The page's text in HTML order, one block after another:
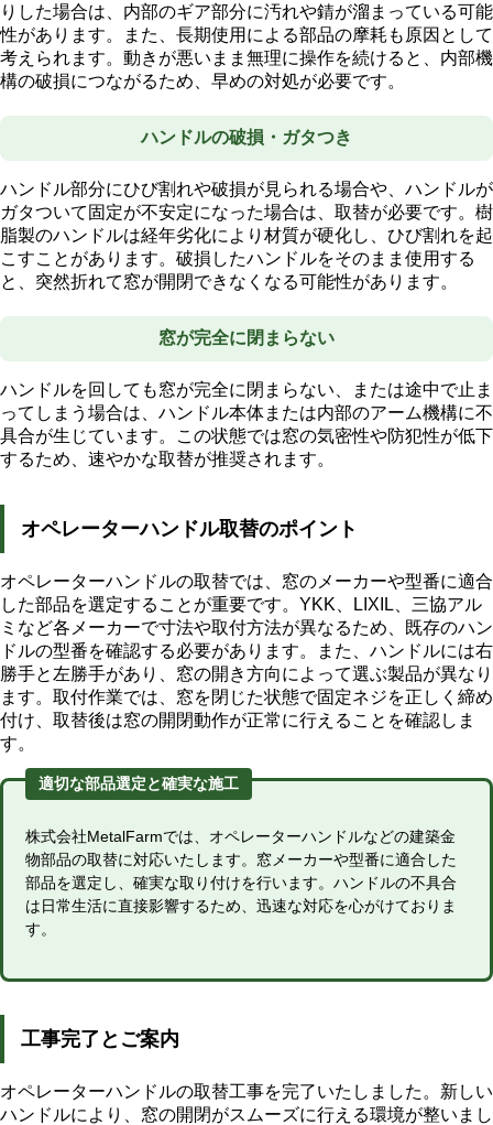
りした場合は、内部のギア部分に汚れや錆が溜まっている可能
性があります。また、長期使用による部品の摩耗も原因として
考えられます。動きが悪いまま無理に操作を続けると、内部機
構の破損につながるため、早めの対処が必要です。
ハンドルの破損・ガタつき
ハンドル部分にひび割れや破損が見られる場合や、ハンドルが
ガタついて固定が不安定になった場合は、取替が必要です。樹
脂製のハンドルは経年劣化により材質が硬化し、ひび割れを起
こすことがあります。破損したハンドルをそのまま使用する
と、突然折れて窓が開閉できなくなる可能性があります。
窓が完全に閉まらない
ハンドルを回しても窓が完全に閉まらない、または途中で止ま
ってしまう場合は、ハンドル本体または内部のアーム機構に不
具合が生じています。この状態では窓の気密性や防犯性が低下
するため、速やかな取替が推奨されます。
オペレーターハンドル取替のポイント
オペレーターハンドルの取替では、窓のメーカーや型番に適合
した部品を選定することが重要です。YKK、LIXIL、三協アル
ミなど各メーカーで寸法や取付方法が異なるため、既存のハン
ドルの型番を確認する必要があります。また、ハンドルには右
勝手と左勝手があり、窓の開き方向によって選ぶ製品が異なり
ます。取付作業では、窓を閉じた状態で固定ネジを正しく締め
付け、取替後は窓の開閉動作が正常に行えることを確認しま
す。
適切な部品選定と確実な施工
株式会社MetalFarmでは、オペレーターハンドルなどの建築金
物部品の取替に対応いたします。窓メーカーや型番に適合した
部品を選定し、確実な取り付けを行います。ハンドルの不具合
は日常生活に直接影響するため、迅速な対応を心がけておりま
す。
工事完了とご案内
オペレーターハンドルの取替工事を完了いたしました。新しい
ハンドルにより、窓の開閉がスムーズに行える環境が整いまし